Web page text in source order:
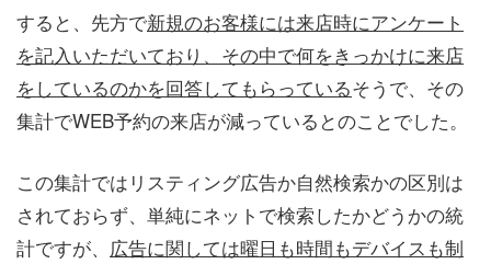
すると、先方で新規のお客様には来店時にアンケート
を記入いただいており、その中で何をきっかけに来店
をしているのかを回答してもらっているそうで、その
集計でWEB予約の来店が減っているとのことでした。
この集計ではリスティング広告か自然検索かの区別は
されておらず、単純にネットで検索したかどうかの統
計ですが、 広告に関しては曜日も時間もデバイスも制